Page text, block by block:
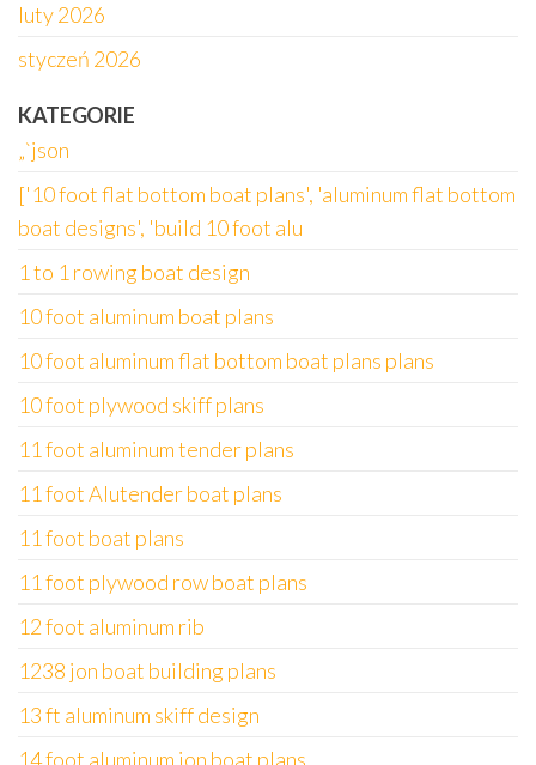
luty 2026
styczeń 2026
KATEGORIE
„`json
['10 foot flat bottom boat plans', 'aluminum flat bottom
boat designs', 'build 10 foot alu
1 to 1 rowing boat design
10 foot aluminum boat plans
10 foot aluminum flat bottom boat plans plans
10 foot plywood skiff plans
11 foot aluminum tender plans
11 foot Alutender boat plans
11 foot boat plans
11 foot plywood row boat plans
12 foot aluminum rib
1238 jon boat building plans
13 ft aluminum skiff design
14 foot aluminum jon boat plans